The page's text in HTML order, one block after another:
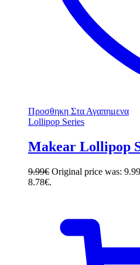
Προσθηκη Στα Αγαπημενα
Lollipop Series
Makear Lollipop
9.99€ Original price was:
8.78€.